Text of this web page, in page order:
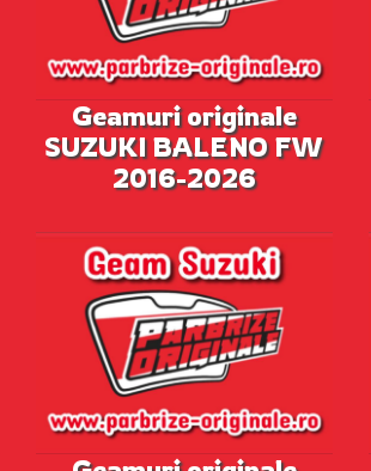
Geamuri originale
SUZUKI BALENO FW
2016-2026